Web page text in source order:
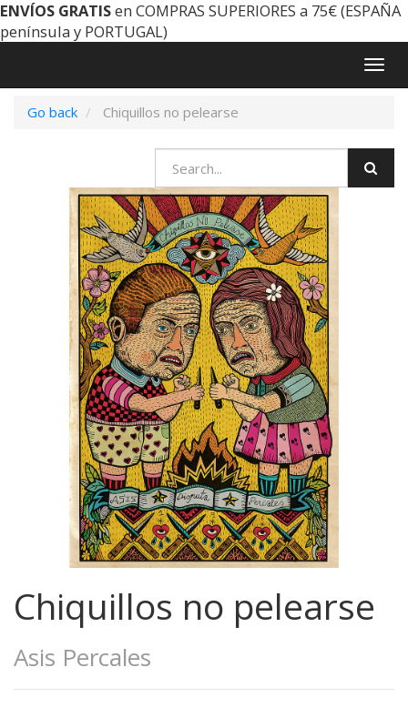
ENVÍOS GRATISen COMPRAS SUPERIORES a 75€ (ESPAÑA
península y PORTUGAL)
Go back
Chiquillos no pelearse
Chiquillos no pelearse
Asis Percales